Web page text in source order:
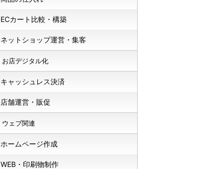
ECカート比較・構築
ネットショップ運営・集客
お店デジタル化
キャッシュレス決済
店舗運営・販促
ウェブ関連
ホームページ作成
WEB・印刷物制作